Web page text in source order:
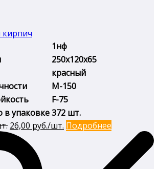
кирпич
1нф
250х120х65
красный
М-150
F-75
в упаковке372 шт.
Первоначальная
цена
составляла
31,00 руб./
26,00 руб./шт. Текущая
Подробнее